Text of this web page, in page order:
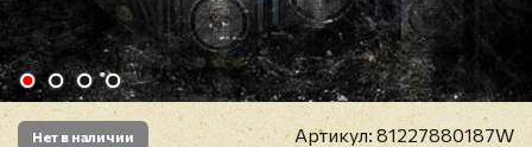
Нет в наличии Артикул: 81227880187W